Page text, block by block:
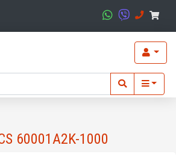
60001A2K-1000